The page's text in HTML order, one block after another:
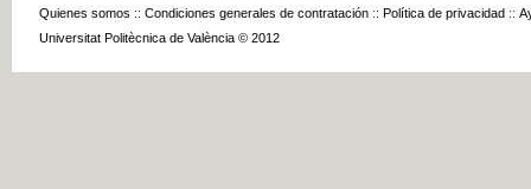
Quienes somos :: Condiciones generales de contratación :: Política de privacidad ::
Universitat Politècnica de València © 2012